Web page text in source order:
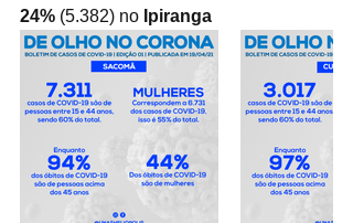
24% (5.382) no Ipiranga